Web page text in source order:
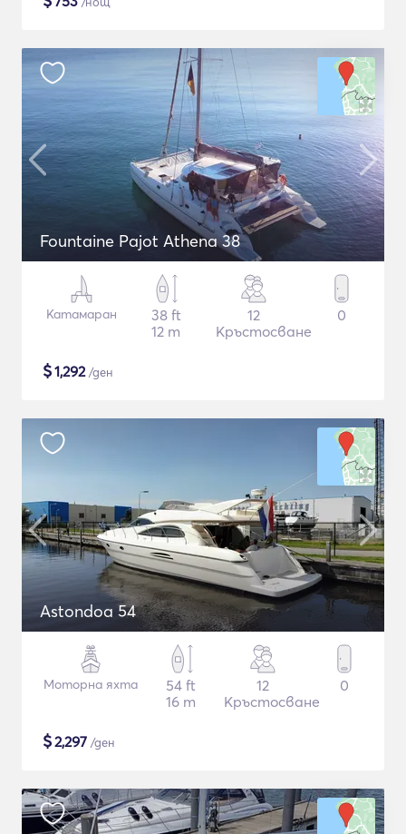
Fountaine Pajot Athena 38
Катамаран
38 ft
12 m
12
Кръстосване
0
$1,292/ден
Astondoa 54
Моторна яхта
54 ft
16 m
12
Кръстосване
0
$2,297 /ден